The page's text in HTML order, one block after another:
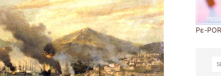
Ρε-